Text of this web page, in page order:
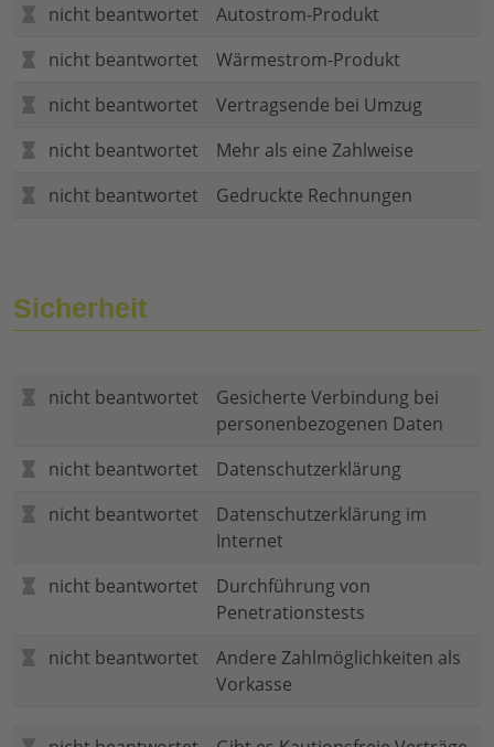
nicht beantwortet
Autostrom-Produkt
nicht beantwortet
Wärmestrom-Produkt
nicht beantwortet
Vertragsende bei Umzug
nicht beantwortet
Mehr als eine Zahlweise
nicht beantwortet
Gedruckte Rechnungen
Sicherheit
nicht beantwortet
Gesicherte Verbindung bei
personenbezogenen Daten
nicht beantwortet
Datenschutzerklärung
nicht beantwortet
Datenschutzerklärung im
Internet
nicht beantwortet
Durchführung von
Penetrationstests
nicht beantwortet
Andere Zahlmöglichkeiten als
Vorkasse